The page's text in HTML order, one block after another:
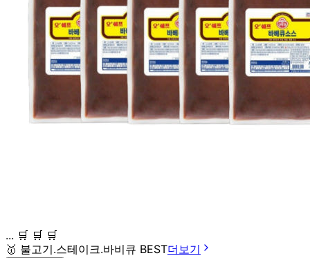
... 🛒 🛒 🛒
🥇 불고기.스테이크.바비큐 BEST더보기